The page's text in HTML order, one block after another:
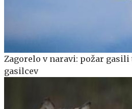
Zagorelo v naravi: požar
gasilcev